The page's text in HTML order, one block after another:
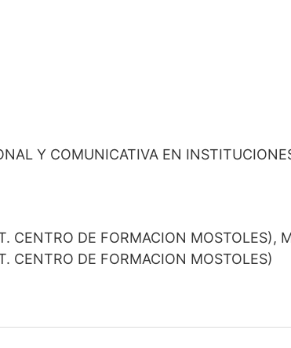
Y COMUNICATIVA EN
CENTRO DE FORMACION MOSTOLES),
CENTRO DE FORMACION MOSTOLES)